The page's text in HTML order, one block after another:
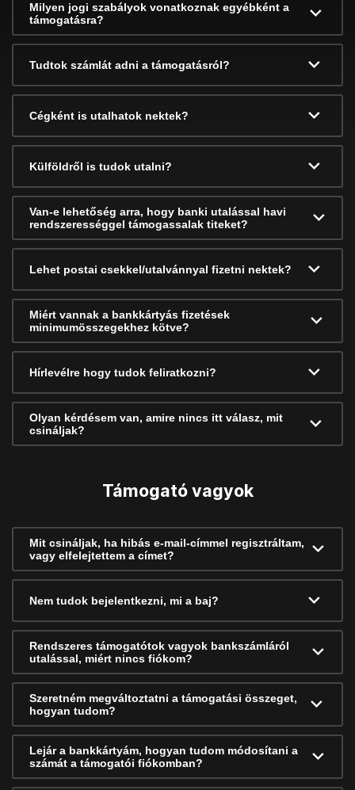
Milyen jogi szabályok vonatkoznak egyébként a
támogatásra?
Tudtok számlát adni a támogatásról?
Cégként is utalhatok nektek?
Külföldről is tudok utalni?
Van-e lehetőség arra, hogy banki utalással havi
rendszerességgel támogassalak titeket?
Lehet postai csekkel/utalvánnyal fizetni nektek?
Miért vannak a bankkártyás fizetések
minimumösszegekhez kötve?
Hírlevélre hogy tudok feliratkozni?
Olyan kérdésem van, amire nincs itt válasz, mit
csináljak?
Támogató vagyok
Mit csináljak, ha hibás e-mail-címmel regisztráltam,
vagy elfelejtettem a címet?
Nem tudok bejelentkezni, mi a baj?
Rendszeres támogatótok vagyok bankszámláról
utalással, miért nincs fiókom?
Szeretném megváltoztatni a támogatási összeget,
hogyan tudom?
Lejár a bankkártyám, hogyan tudom módosítani a
számát a támogatói fiókomban?